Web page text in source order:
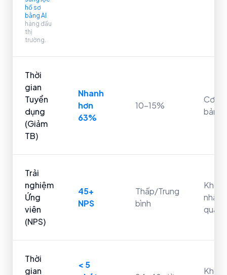
hồ sơ
bằng AI
hàng đầu
thị
trường.
Thời
gian
Tuyển
dụng
(Giảm
TB)
Nhanh
hơn
63%
10-15%
Cơ
bản
Trải
nghiệm
Ứng
viên
(NPS)
45+
NPS
Thấp/Trung
bình
nhất
quán
Thời
gian
< 5